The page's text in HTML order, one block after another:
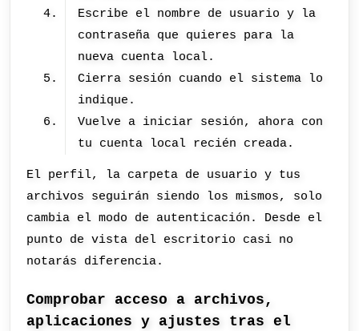
Escribe el nombre de usuario y la
contraseña que quieres para la
nueva cuenta local.
Cierra sesión cuando el sistema lo
indique.
Vuelve a iniciar sesión, ahora con
tu cuenta local recién creada.
El perfil, la carpeta de usuario y tus
archivos seguirán siendo los mismos, solo
cambia el modo de autenticación. Desde el
punto de vista del escritorio casi no
notarás diferencia.
Comprobar acceso a archivos,
aplicaciones y ajustes tras el